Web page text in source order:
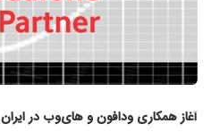
آغاز همكاری ودافون و های‌وب در ایران